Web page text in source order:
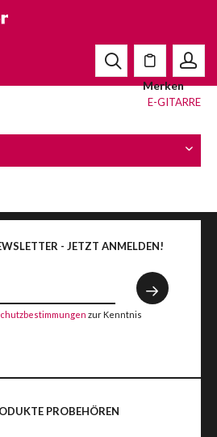
Merken
E-GITARRE
- JETZT ANMELDEN!
zur Kenntnis
PROBEHÖREN